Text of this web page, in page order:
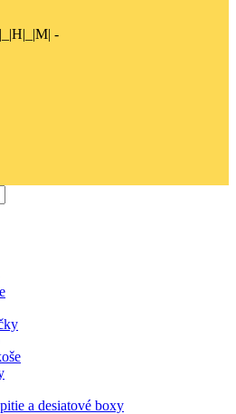
-
a desiatové boxy